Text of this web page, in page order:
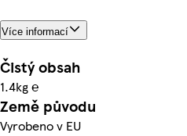
Více informací
Čistý obsah
1.4kg ℮
Země původu
Vyrobeno v EU